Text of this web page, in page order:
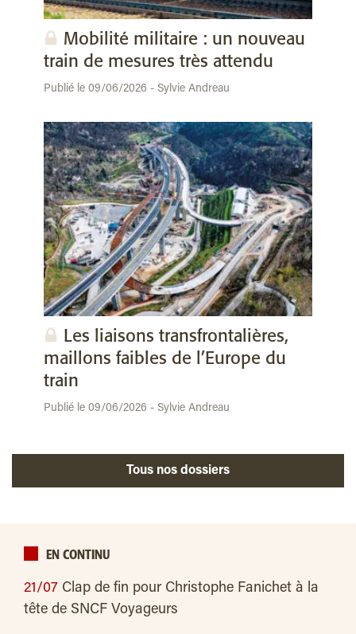
Mobilité militaire : un nouveau
train de mesures très attendu
Publié le 09/06/2026 - Sylvie Andreau
Les liaisons transfrontalières,
maillons faibles de l’Europe du
train
Publié le 09/06/2026 - Sylvie Andreau
Tous nos dossiers
EN CONTINU
21/07 Clap de fin pour Christophe Fanichet à la
tête de SNCF Voyageurs